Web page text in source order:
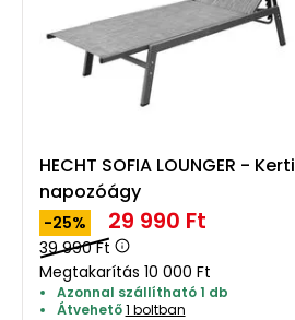
HECHT SOFIA LOUNGER - Kerti
napozóágy
-25% 29 990 Ft
39 990 Ft
Megtakarítás 10 000 Ft
Azonnal szállítható 1 db
Átvehető1 boltban